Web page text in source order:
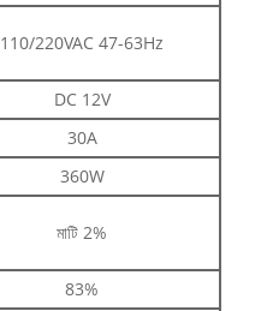
110/220VAC 47-63Hz
DC 12V
30A
360W
মাটি 2%
83%